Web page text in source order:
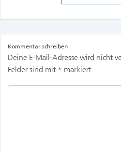
Kommentar schreiben
Deine E-Mail-Adresse wird nicht
Felder sind mit * markiert